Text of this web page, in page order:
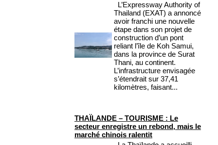
L’Expressway Authority of
Thailand (EXAT) a annoncé
avoir franchi une nouvelle
étape dans son projet de
construction d’un pont
reliant l’île de Koh Samui,
dans la province de Surat
Thani, au continent.
L’infrastructure envisagée
s’étendrait sur 37,41
kilomètres, faisant...
THAÏLANDE – TOURISME : Le
secteur enregistre un rebond, mais le
marché chinois ralentit